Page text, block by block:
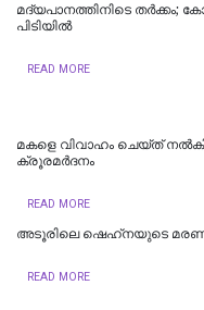
മദ്യപാനത്തിനിടെ തര്‍ക്കം;
പിടിയില്‍
READ MORE
മകളെ വിവാഹം ചെയ്ത്
ക്രൂരമര്‍ദനം
READ MORE
അടൂരിലെ ഷെഹ്‌നയുടെ
READ MORE